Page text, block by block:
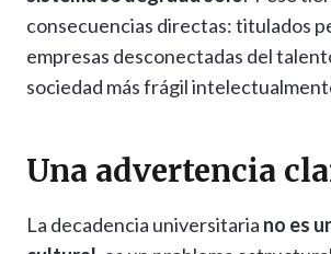
consecuencias directas: titulados
empresas desconectadas del
sociedad más frágil
Una advertencia
La decadencia universitaria no es